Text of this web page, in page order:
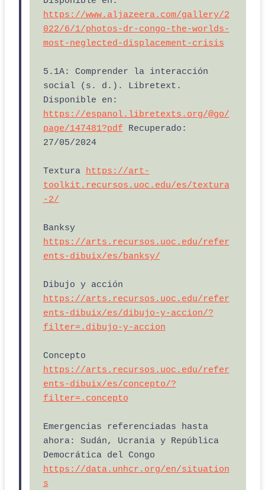
https://www.aljazeera.com/gallery/2
022/6/1/photos-dr-congo-the-worlds-
most-neglected-displacement-crisis
5.1A: Comprender la interacción
social (s. d.). Libretext.
https://espanol.libretexts.org/@go/
page/147481?pdf Recuperado:
27/05/2024
Textura https://art-
toolkit.recursos.uoc.edu/es/textura
-2/
Banksy
https://arts.recursos.uoc.edu/refer
ents-dibuix/es/banksy/
https://arts.recursos.uoc.edu/refer
ents-dibuix/es/dibujo-y-accion/?
filter=.dibujo-y-accion
https://arts.recursos.uoc.edu/refer
ents-dibuix/es/concepto/?
filter=.concepto
Emergencias referenciadas hasta
ahora: Sudán, Ucrania y República
https://data.unhcr.org/en/situation
s